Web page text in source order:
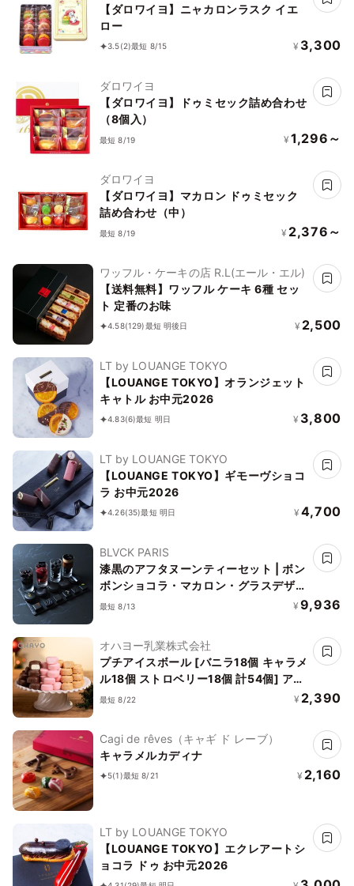
【ダロワイヨ】ニャカロンラスク イエ
ロー
3.5(2)最短 8/15 ¥ 3,300
ダロワイヨ
【ダロワイヨ】ドゥミセック詰め合わせ
（8個入）
最短 8/19 ¥ 1,296～
ダロワイヨ
【ダロワイヨ】マカロン ドゥミセック
詰め合わせ（中）
最短 8/19 ¥ 2,376～
ワッフル・ケーキの店 R.L(エール・エル)
【送料無料】ワッフル ケーキ 6種 セッ
ト 定番のお味
4.58(129)最短 明後日 ¥ 2,500
LT by LOUANGE TOKYO
【LOUANGE TOKYO】オランジェット
キャトル お中元2026
4.83(6)最短 明日 ¥ 3,800
LT by LOUANGE TOKYO
【LOUANGE TOKYO】ギモーヴショコ
ラ お中元2026
4.26(35)最短 明日 ¥ 4,700
BLVCK PARIS
漆黒のアフタヌーンティーセット | ボン
ボンショコラ・マカロン・グラスデザー
ト
最短 8/13 ¥ 9,936
オハヨー乳業株式会社
プチアイスボール [バニラ18個 キャラメ
ル18個 ストロベリー18個 計54個] アイ
ス 2026 お中元2026
最短 8/22 ¥ 2,390
Cagi de rêves（キャギ ド レーブ）
キャラメルカディナ
5(1)最短 8/21 ¥ 2,160
LT by LOUANGE TOKYO
【LOUANGE TOKYO】エクレアートシ
ョコラ ドゥ お中元2026